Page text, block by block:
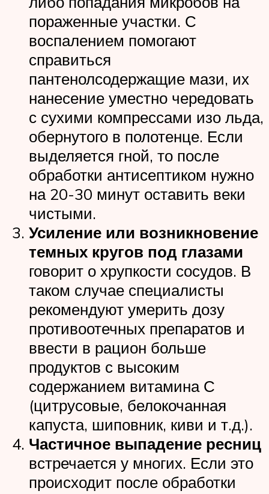
пораженные участки. С
воспалением помогают
справиться
пантенолсодержащие мази, их
нанесение уместно чередовать
с сухими компрессами изо льда,
обернутого в полотенце. Если
выделяется гной, то после
обработки антисептиком нужно
на 20-30 минут оставить веки
чистыми.
Усиление или возникновение
темных кругов под глазами
говорит о хрупкости сосудов. В
таком случае специалисты
рекомендуют умерить дозу
противоотечных препаратов и
ввести в рацион больше
продуктов с высоким
содержанием витамина С
(цитрусовые, белокочанная
капуста, шиповник, киви и т.д.).
Частичное выпадение ресниц
встречается у многих. Если это
происходит после обработки